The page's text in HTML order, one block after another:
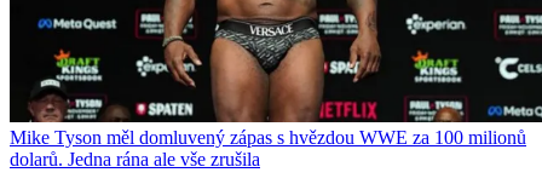
Mike Tyson měl domluvený zápas s hvězdou WWE za 100 milionů
dolarů. Jedna rána ale vše zrušila